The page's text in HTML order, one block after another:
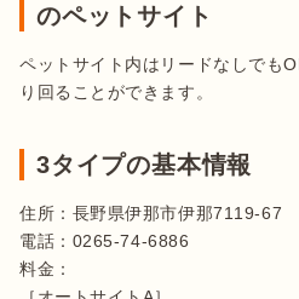
のペットサイト
ペットサイト内はリードなしでも
り回ることができます。
3タイプの基本情報
住所：長野県伊那市伊那7119-67
電話：0265-74-6886
料金：